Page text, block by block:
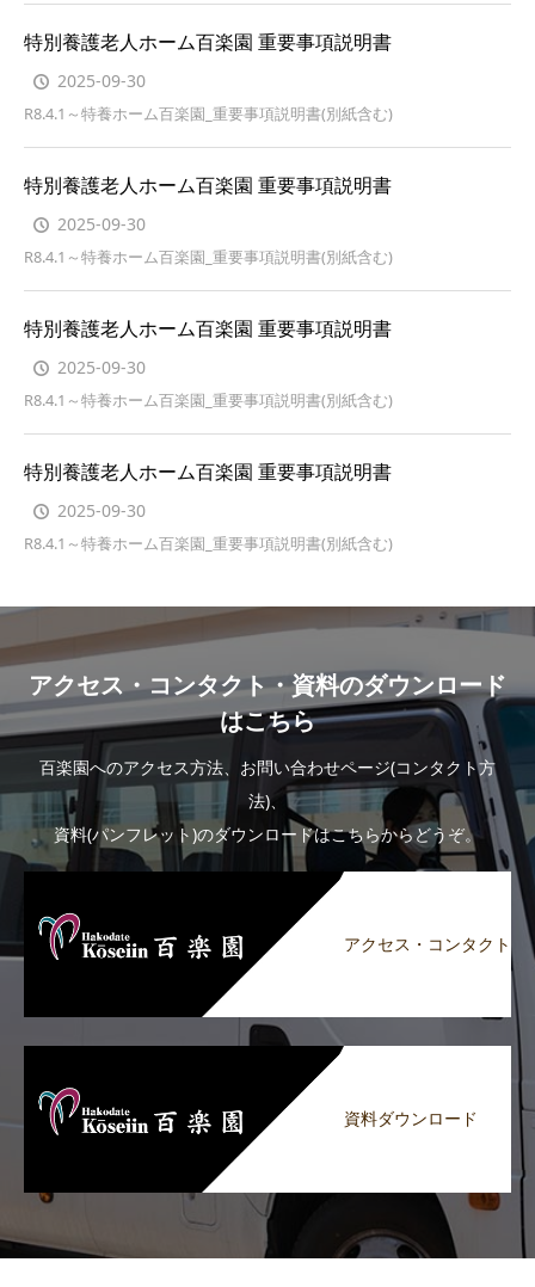
特別養護老人ホーム百楽園 重要事項説明書
2025-09-30
R8.4.1～特養ホーム百楽園_重要事項説明書(別紙含む)
特別養護老人ホーム百楽園 重要事項説明書
2025-09-30
R8.4.1～特養ホーム百楽園_重要事項説明書(別紙含む)
特別養護老人ホーム百楽園 重要事項説明書
2025-09-30
R8.4.1～特養ホーム百楽園_重要事項説明書(別紙含む)
特別養護老人ホーム百楽園 重要事項説明書
2025-09-30
R8.4.1～特養ホーム百楽園_重要事項説明書(別紙含む)
アクセス・コンタクト・資料のダウンロード
はこちら
百楽園へのアクセス方法、お問い合わせページ(コンタクト方
法)、
資料(パンフレット)のダウンロードはこちらからどうぞ。
アクセス・コンタクト
資料ダウンロード